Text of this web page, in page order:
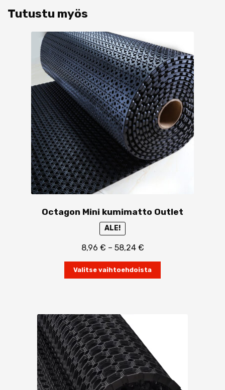
Tutustu myös
Octagon Mini kumimatto Outlet
ALE!
8,96 € – 58,24 €Hintaluokka:
-
58,24 €
Valitse vaihtoehdoista
tuotteella
sivulla.